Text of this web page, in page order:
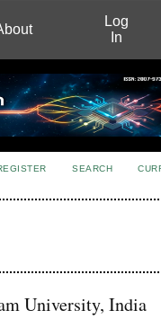
Log
In
SEARCH
University, India